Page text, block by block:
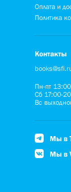
Оплата и
Политика
Контакты
Пн-пт
Сб 17:00-
Вс
Мы в
Мы в